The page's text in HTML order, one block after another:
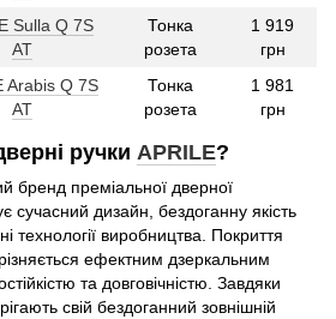
Sulla Q 7S
AT
Тонка
розета
1 919
грн
Arabis Q 7S
AT
Тонка
розета
1 981
грн
ручки APRILE?
бренд преміальної дверної
сучасний дизайн, бездоганну якість
технології виробництва. Покриття
ефектним дзеркальним
та довговічністю. Завдяки
свій бездоганний зовнішній